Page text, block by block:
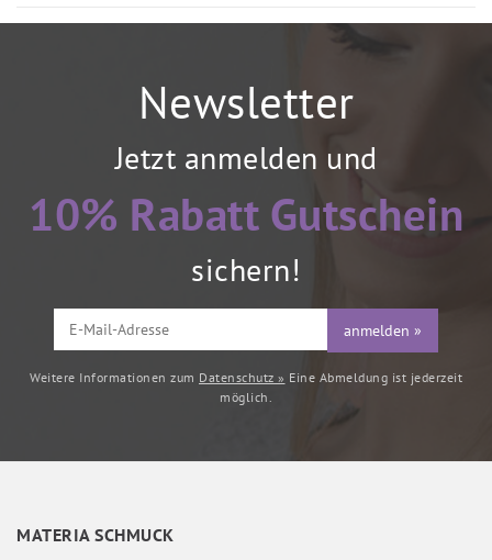
Newsletter
Jetzt anmelden und
10% Rabatt Gutschein
sichern!
anmelden »
Weitere Informationen zum Datenschutz » Eine Abmeldung ist jederzeit
möglich.
MATERIA SCHMUCK